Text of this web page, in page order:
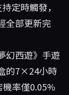
定時觸發，
全部更新完
幻西遊》手遊
的7×24小時
率僅0.05%